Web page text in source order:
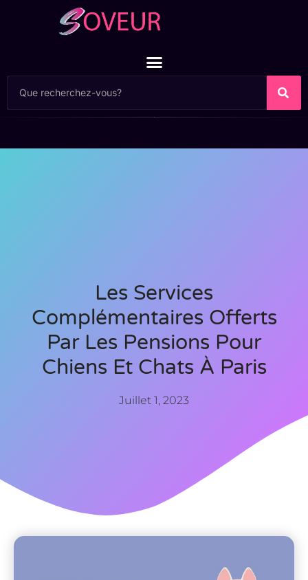
Les Services
Complémentaires Offerts
Par Les Pensions Pour
Chiens Et Chats À Paris
Juillet 1, 2023